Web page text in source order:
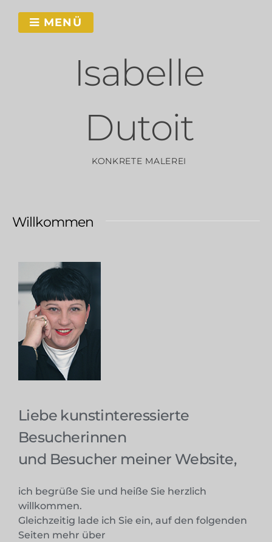
Isabelle
Dutoit
KONKRETE MALEREI
MENÜ
Willkommen
Liebe kunstinteressierte
Besucherinnen
und Besucher meiner Website,
ich begrüße Sie und heiße Sie herzlich
willkommen.
Gleichzeitig lade ich Sie ein, auf den folgenden
Seiten mehr über